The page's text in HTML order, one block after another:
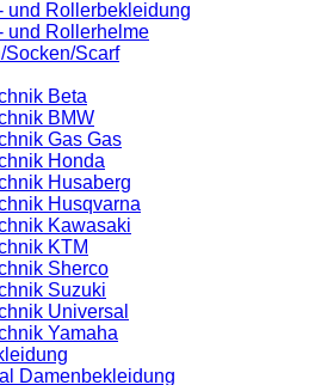
und Rollerbekleidung
und Rollerhelme
Socken/Scarf
Beta
BMW
Gas Gas
Honda
Husaberg
Husqvarna
Kawasaki
KTM
Sherco
Suzuki
Universal
Yamaha
Damenbekleidung